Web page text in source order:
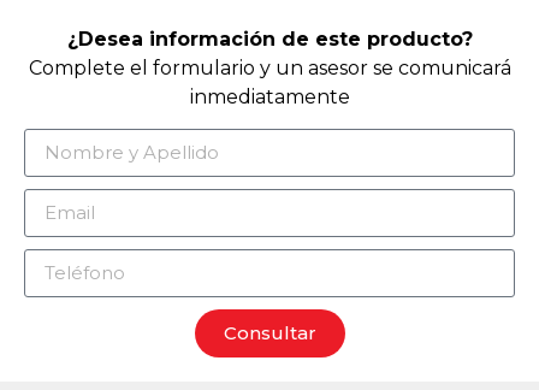
¿Desea información de este producto?
Complete el formulario y un asesor se comunicará
inmediatamente
Consultar